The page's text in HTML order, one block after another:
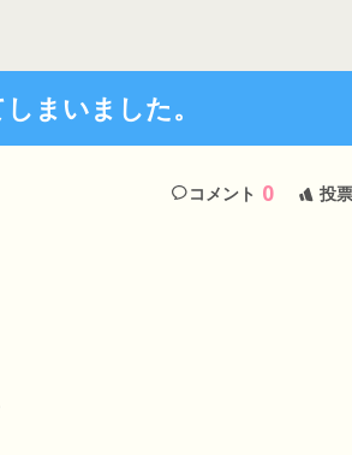
まいました。
コメント 0 投票